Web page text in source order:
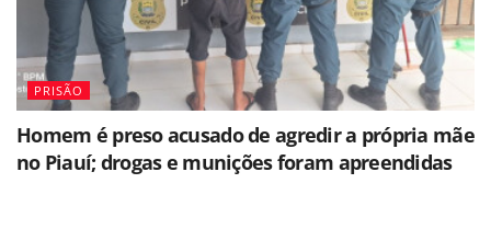
PRISÃO
Homem é preso acusado de agredir a própria mãe
no Piauí; drogas e munições foram apreendidas